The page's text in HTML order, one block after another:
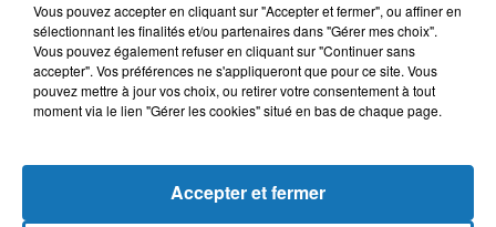
L'HOROSCOPE
Vous pouvez accepter en cliquant sur "Accepter et fermer", ou affiner en
sélectionnant les finalités et/ou partenaires dans "Gérer mes choix".
Vous pouvez également refuser en cliquant sur "Continuer sans
accepter". Vos préférences ne s'appliqueront que pour ce site. Vous
pouvez mettre à jour vos choix, ou retirer votre consentement à tout
moment via le lien "Gérer les cookies" situé en bas de chaque page.
Accepter et fermer